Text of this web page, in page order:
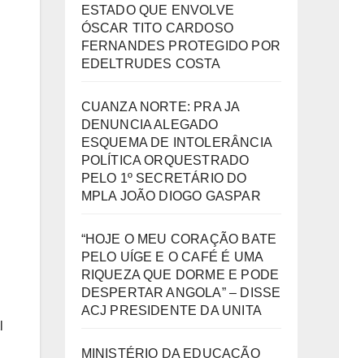
ESTADO QUE ENVOLVE
ÓSCAR TITO CARDOSO
FERNANDES PROTEGIDO POR
EDELTRUDES COSTA
CUANZA NORTE: PRA JA
DENUNCIA ALEGADO
ESQUEMA DE INTOLERÂNCIA
POLÍTICA ORQUESTRADO
PELO 1º SECRETÁRIO DO
MPLA JOÃO DIOGO GASPAR
“HOJE O MEU CORAÇÃO BATE
PELO UÍGE E O CAFÉ É UMA
RIQUEZA QUE DORME E PODE
DESPERTAR ANGOLA” – DISSE
ACJ PRESIDENTE DA UNITA
MINISTÉRIO DA EDUCAÇÃO